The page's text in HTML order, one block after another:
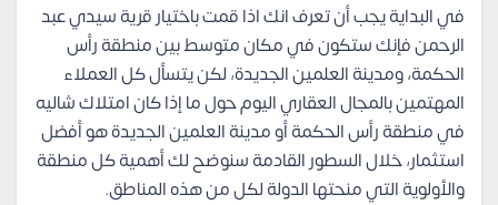
في البداية يجب أن تعرف انك اذا قمت باختيار قرية سيدي عبد
الرحمن فإنك ستكون في مكان متوسط بين منطقة رأس
الحكمة، ومدينة العلمين الجديدة، لكن يتسأل كل العملاء
المهتمين بالمجال العقاري اليوم حول ما إذا كان امتلاك شاليه
في منطقة رأس الحكمة أو مدينة العلمين الجديدة هو أفضل
استثمار، خلال السطور القادمة سنوضح لك أهمية كل منطقة
والأولوية التي منحتها الدولة لكل من هذه المناطق.